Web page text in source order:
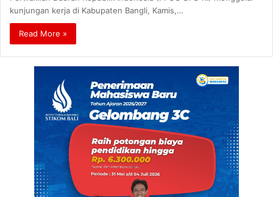
kunjungan kerja di Kabupaten Bangli, Kamis,…
Read More »